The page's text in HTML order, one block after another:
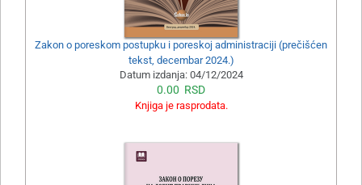
Zakon o poreskom postupku i poreskoj administraciji (prečišćen
tekst, decembar 2024.)
Datum izdanja: 04/12/2024
0.00 RSD
Knjiga je rasprodata.